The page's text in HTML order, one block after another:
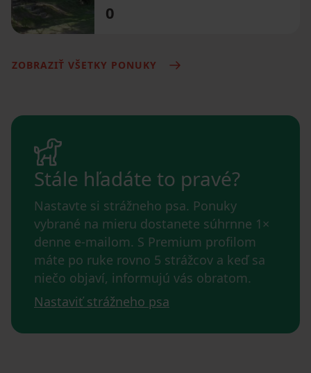
0
ZOBRAZIŤ VŠETKY PONUKY
Stále hľadáte to pravé?
Nastavte si strážneho psa. Ponuky
vybrané na mieru dostanete súhrnne 1×
denne e-mailom. S Premium profilom
máte po ruke rovno 5 strážcov a keď sa
niečo objaví, informujú vás obratom.
Nastaviť strážneho psa